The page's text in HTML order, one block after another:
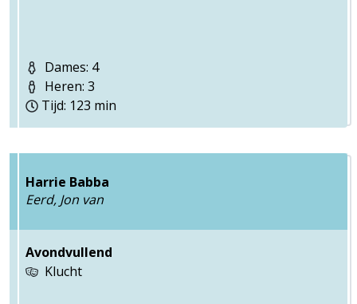
Dames: 4
Heren: 3
Tijd: 123 min
Harrie Babba
Eerd, Jon van
Avondvullend
Klucht